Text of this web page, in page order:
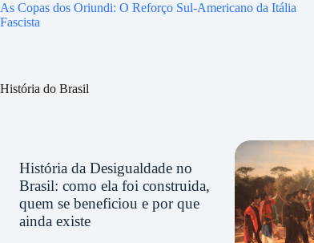
As Copas dos Oriundi: O Reforço Sul-Americano da Itália
Fascista
História do Brasil
História da Desigualdade no
Brasil: como ela foi construida,
quem se beneficiou e por que
ainda existe